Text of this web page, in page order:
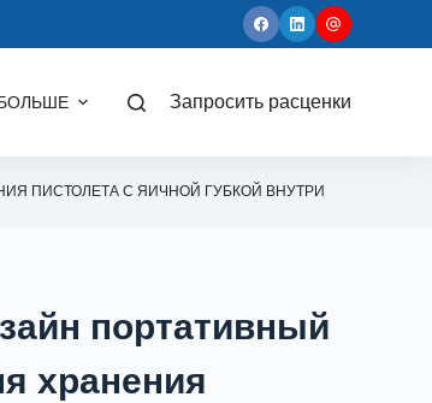
Запросить расценки
ПИСТОЛЕТА С ЯИЧНОЙ ГУБКОЙ ВНУТРИ
портативный
хранения